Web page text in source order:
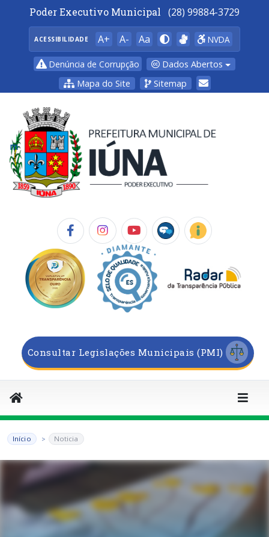
Poder Executivo Municipal (28) 99884-3729
ACESSIBILIDADE A+ A- Aa NVDA
Denúncia de Corrupção
Dados Abertos
Mapa do Site
Sitemap
Consultar Legislações Municipais (PMI)
Início Noticia